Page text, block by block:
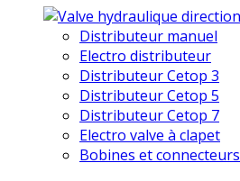
Distributeur manuel
Electro distributeur
Distributeur Cetop 3
Distributeur Cetop 5
Distributeur Cetop 7
Electro valve à clapet
Bobines et connecteurs